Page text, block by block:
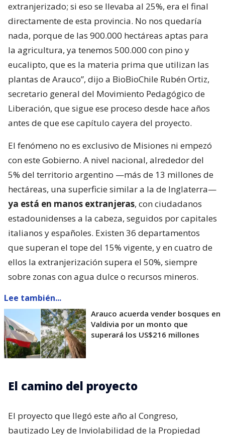
extranjerizado; si eso se llevaba al 25%, era el final
directamente de esta provincia. No nos quedaría
nada, porque de las 900.000 hectáreas aptas para
la agricultura, ya tenemos 500.000 con pino y
eucalipto, que es la materia prima que utilizan las
plantas de Arauco”, dijo a BioBioChile Rubén Ortiz,
secretario general del Movimiento Pedagógico de
Liberación, que sigue ese proceso desde hace años
antes de que ese capítulo cayera del proyecto.
El fenómeno no es exclusivo de Misiones ni empezó
con este Gobierno. A nivel nacional, alrededor del
5% del territorio argentino —más de 13 millones de
hectáreas, una superficie similar a la de Inglaterra—
ya está en manos extranjeras, con ciudadanos
estadounidenses a la cabeza, seguidos por capitales
italianos y españoles. Existen 36 departamentos
que superan el tope del 15% vigente, y en cuatro de
ellos la extranjerización supera el 50%, siempre
sobre zonas con agua dulce o recursos mineros.
Lee también...
Arauco acuerda vender bosques en
Valdivia por un monto que
superará los US$216 millones
El camino del proyecto
El proyecto que llegó este año al Congreso,
bautizado Ley de Inviolabilidad de la Propiedad